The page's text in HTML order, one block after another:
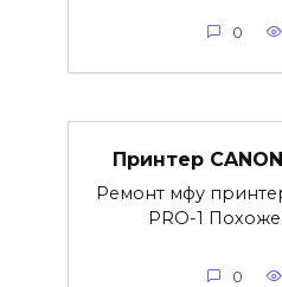
0
Принтер
Ремонт мфу
PRO-1
0